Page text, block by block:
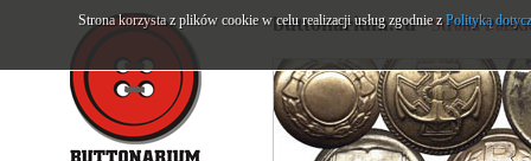
buttonarium.eu- Strona
Strona korzysta z plików cookie w celu realizacji usług zgodnie zPolityką